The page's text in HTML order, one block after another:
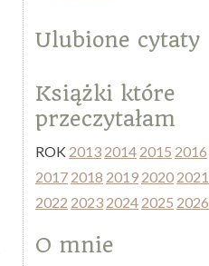
Ulubione cytaty
Książki które
przeczytałam
ROK 2013 2014 2015 2016
2017 2018 2019 2020 2021
2022 2023 2024 2025 2026
O mnie